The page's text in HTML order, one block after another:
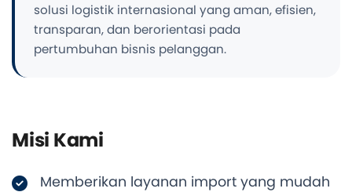
solusi logistik internasional yang aman, efisien,
transparan, dan berorientasi pada
pertumbuhan bisnis pelanggan.
Misi Kami
Memberikan layanan import yang mudah